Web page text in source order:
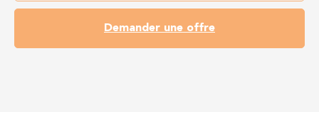
Demander une offre